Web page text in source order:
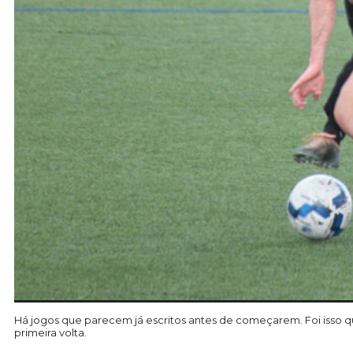
Há jogos que parecem já escritos antes de começarem. Foi isso
primeira volta.